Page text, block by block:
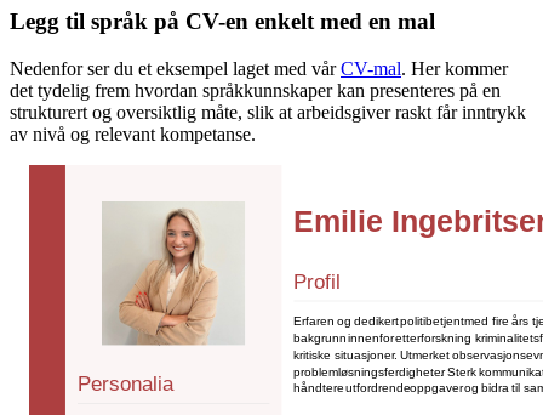
Legg til språk på CV-en enkelt med en mal
Nedenfor ser du et eksempel laget med vårCV-mal. Her kommer
det tydelig frem hvordan språkkunnskaper kan presenteres på en
strukturert og oversiktlig måte, slik at arbeidsgiver raskt får inntrykk
av nivå og relevant kompetanse.